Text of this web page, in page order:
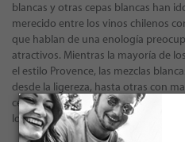
blancas y otras cepas blancas han
merecido entre los vinos chilenos
que hablan de una enología
atractivos. Mientras la mayoría de
el estilo Provence, las mezclas
desde la ligereza, hasta otras con
cepas blancas donde encontramos
logran emocionar.